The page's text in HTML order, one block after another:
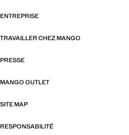
ENTREPRISE
TRAVAILLER CHEZ MANGO
PRESSE
MANGO OUTLET
SITE MAP
RESPONSABILITÉ